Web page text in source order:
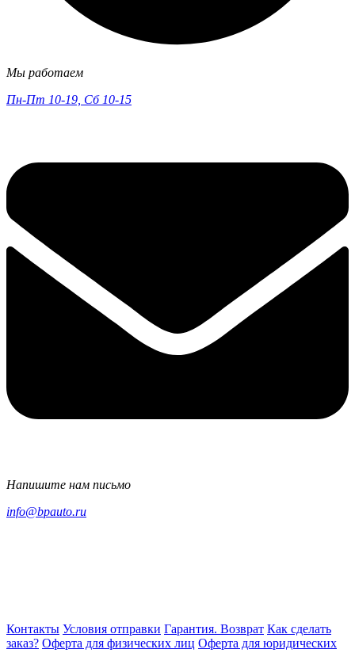
Мы работаем
Пн-Пт 10-19, Сб 10-15
Напишите нам письмо
info@bpauto.ru
Контакты Условия отправки Гарантия. Возврат Как сделать
заказ? Оферта для физических лиц Оферта для юридических